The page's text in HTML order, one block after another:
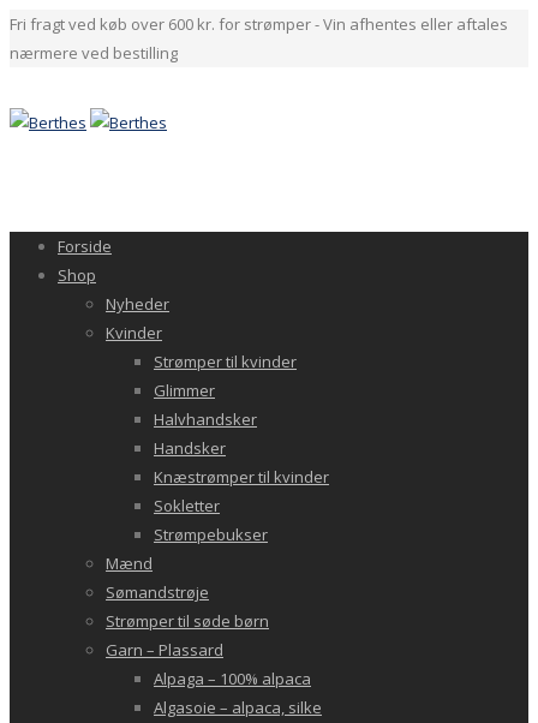
Fri fragt ved køb over 600 kr. for strømper - Vin afhentes eller aftales
nærmere ved bestilling
Forside
Shop
Nyheder
Kvinder
Strømper til kvinder
Glimmer
Halvhandsker
Handsker
Knæstrømper til kvinder
Sokletter
Strømpebukser
Mænd
Sømandstrøje
Strømper til søde børn
Garn – Plassard
Alpaga – 100% alpaca
Algasoie – alpaca, silke